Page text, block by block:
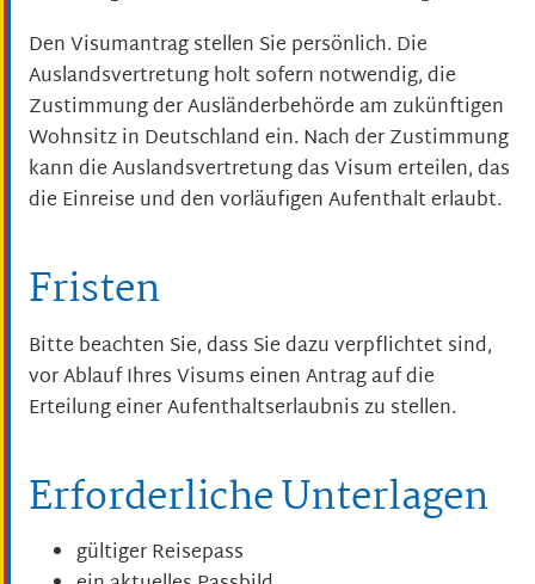
Den Visumantrag stellen Sie persönlich. Die
Auslandsvertretung holt sofern notwendig, die
Zustimmung der Ausländerbehörde am zukünftigen
Wohnsitz in Deutschland ein. Nach der Zustimmung
kann die Auslandsvertretung das Visum erteilen, das
die Einreise und denvorläufigen Aufenthalt erlaubt.
Fristen
Bitte beachten Sie, dass Sie dazu verpflichtet sind,
vor Ablauf Ihres Visums einen Antrag auf die
Erteilung einer Aufenthaltserlaubnis zu stellen.
Erforderliche Unterlagen
gültiger Reisepass